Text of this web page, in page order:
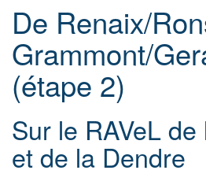
De Renaix/
Grammont/
(étape 2)
Sur le RAVeL
et de la Dendre